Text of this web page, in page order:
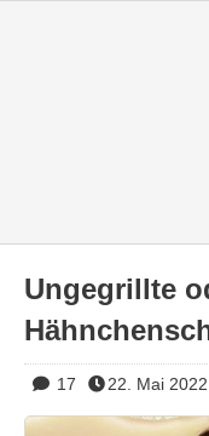
Ungegrillte
17 22. Mai 2022